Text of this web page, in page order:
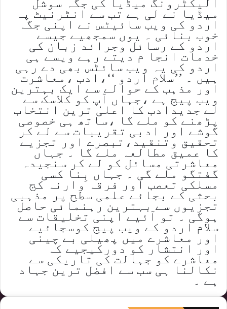
میڈیا نے لی ہے تب سے انٹرنیٹ پہ
اردو کی ویب سائیٹس نے اپنی جگہ
خوب بنائی ۔ یوں سمجھیے جیسے
اردو کے رسائل وجرائد زبان کی
خدمات انجا م دیتے رہے ویسے ہی
اردو کی یہ ویب سائٹس بھی دے رہی
ہیں ۔ ’’سلام اردو ‘‘،ادب ،معاشرت
اور مذہب کے حوالے سے ایک بہترین
ویب پیج ہے ،جہاں آپ کو کلاسک سے
لے جدیدادب کا اعلیٰ ترین انتخاب
پڑھنے کو ملے گا ،ساتھ ہی خصوصی
گوشے اور ادبی تقریبات سے لے کر
تحقیق وتنقید،تبصرے اور تجزیے
کا عمیق مطالعہ ملے گا ۔ جہاں
معاشرتی مسائل کو لے کر سنجیدہ
گفتگو ملے گی ۔ جہاں بِنا کسی
مسلکی تعصب اور فرقہ وارنہ کج
بحثی کے بجائے علمی سطح پر مذہبی
تجزیوں سے بہترین رہنمائی حاصل
ہوگی ۔ تو آئیے اپنی تخلیقات سے
سلام اردو کے ویب پیج کوسجائیے
اور معاشرے میں پھیلی بے چینی
اور انتشار کو دورکیجیے کہ
معاشرے کو جہالت کی تاریکی سے
نکالنا ہی سب سے افضل ترین جہاد
ہے ۔